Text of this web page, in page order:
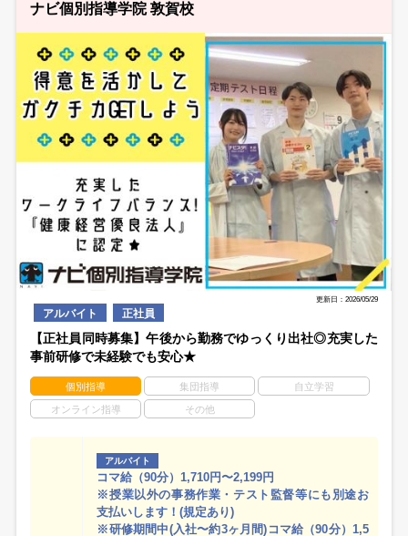
ナビ個別指導学院 敦賀校
更新日：2026/05/29
アルバイト 正社員
【正社員同時募集】午後から勤務でゆっくり出社◎充実した
事前研修で未経験でも安心★
個別指導 集団指導 自立学習
オンライン指導 その他
アルバイト
コマ給（90分）1,710円〜2,199円
※授業以外の事務作業・テスト監督等にも別途お
支払いします！(規定あり)
※研修期間中(入社〜約3ヶ月間)コマ給（90分）1,5